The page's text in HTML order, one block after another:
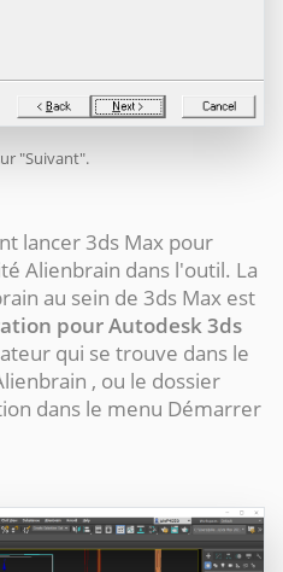
"Suivant".
lancer 3ds Max pour
Alienbrain dans l'outil. La
au sein de 3ds Max est
pourAutodesk 3ds
qui se trouve dans le
, ou le dossier
dans le menu Démarrer